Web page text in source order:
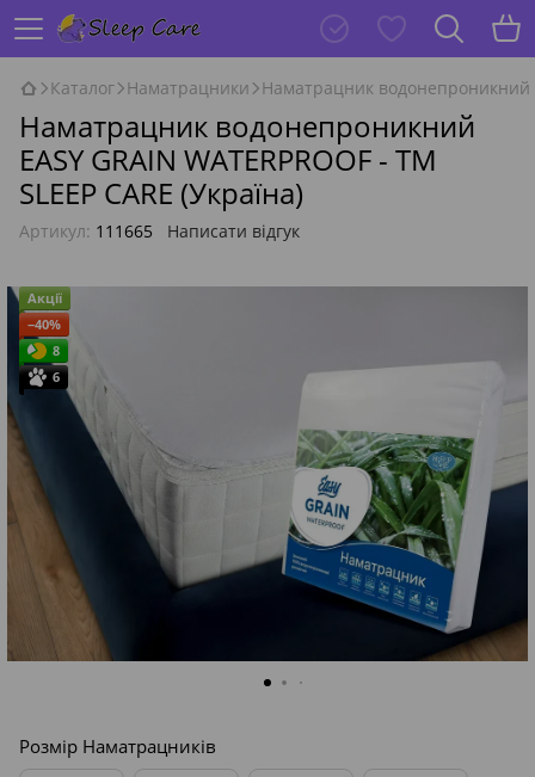
Каталог Наматрацники Наматрацник водонепроникний
Наматрацник водонепроникний
EASY GRAIN WATERPROOF - ТМ
SLEEP CARE (Україна)
Артикул: 111665 Написати відгук
Акції
−40%
8
6
Розмір Наматрацників